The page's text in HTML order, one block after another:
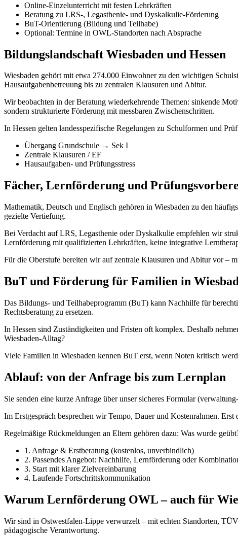
Online-Einzelunterricht mit festen Lehrkräften
Beratung zu LRS-, Legasthenie- und Dyskalkulie-Förderung
BuT-Orientierung (Bildung und Teilhabe)
Optional: Termine in OWL-Standorten nach Absprache
Bildungslandschaft Wiesbaden und Hessen
Wiesbaden gehört mit etwa 274.000 Einwohner zu den wichtigen
Hausaufgabenbetreuung bis zu zentralen Klausuren und Abitur.
Wir beobachten in der Beratung wiederkehrende Themen: sinkende
sondern strukturierte Förderung mit messbaren Zwischenschritten.
In Hessen gelten landesspezifische Regelungen zu Schulformen und
Übergang Grundschule → Sek I
Zentrale Klausuren / EF
Hausaufgaben- und Prüfungsstress
Fächer, Lernförderung und
Mathematik, Deutsch und Englisch gehören in Wiesbaden zu den
gezielte Vertiefung.
Bei Verdacht auf LRS, Legasthenie oder Dyskalkulie empfehlen wir
Lernförderung mit qualifizierten Lehrkräften, keine integrative
Für die Oberstufe bereiten wir auf zentrale Klausuren und Abitur vor –
BuT und Förderung für Familien in
Das Bildungs- und Teilhabeprogramm (BuT) kann Nachhilfe für
Rechtsberatung zu ersetzen.
In Hessen sind Zuständigkeiten und Fristen oft komplex. Deshalb
Wiesbaden-Alltag?
Viele Familien in Wiesbaden kennen BuT erst, wenn Noten kritisch
Ablauf: von der Anfrage bis zum Lernplan
Sie senden eine kurze Anfrage über unser sicheres Formular
Im Erstgespräch besprechen wir Tempo, Dauer und Kostenrahmen.
Regelmäßige Rückmeldungen an Eltern gehören dazu: Was wurde
1. Anfrage & Erstberatung (kostenlos, unverbindlich)
2. Passendes Angebot: Nachhilfe, Lernförderung oder
3. Start mit klarer Zielvereinbarung
4. Laufende Fortschrittskommunikation
Warum Lernförderung OWL – auch für
Wir sind in Ostwestfalen-Lippe verwurzelt – mit echten Standorten,
pädagogische Verantwortung.